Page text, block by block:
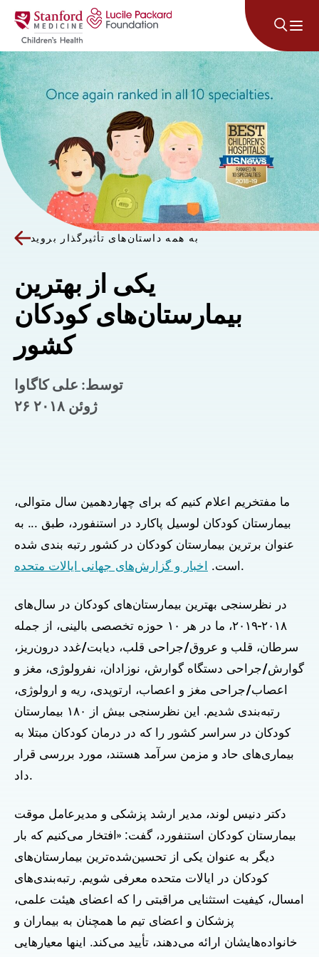
پرش به محتوا
به همه داستان‌های تأثیرگذار بروید
یکی از بهترین
بیمارستان‌های کودکان
کشور
توسط: علی کاگاوا
۲۶ ژوئن ۲۰۱۸
ما مفتخریم اعلام کنیم که برای چهاردهمین سال متوالی،
بیمارستان کودکان لوسیل پاکارد در استنفورد، طبق ... به
عنوان برترین بیمارستان کودکان در کشور رتبه بندی شده
است.
اخبار و گزارش‌های جهانی ایالات متحده .
در نظرسنجی بهترین بیمارستان‌های کودکان در سال‌های
۲۰۱۸-۲۰۱۹، ما در هر ۱۰ حوزه تخصصی بالینی، از جمله
سرطان، قلب و عروق/جراحی قلب، دیابت/غدد درون‌ریز،
گوارش/جراحی دستگاه گوارش، نوزادان، نفرولوژی، مغز و
اعصاب/جراحی مغز و اعصاب، ارتوپدی، ریه و ارولوژی،
رتبه‌بندی شدیم. این نظرسنجی بیش از ۱۸۰ بیمارستان
کودکان در سراسر کشور را که در درمان کودکان مبتلا به
بیماری‌های حاد و مزمن سرآمد هستند، مورد بررسی قرار
داد.
دکتر دنیس لوند، مدیر ارشد پزشکی و مدیرعامل موقت
بیمارستان کودکان استنفورد، گفت: «افتخار می‌کنیم که بار
دیگر به عنوان یکی از تحسین‌شده‌ترین بیمارستان‌های
کودکان در ایالات متحده معرفی شویم. رتبه‌بندی‌های
امسال، کیفیت استثنایی مراقبتی را که اعضای هیئت علمی،
پزشکان و اعضای تیم ما همچنان به بیماران و
خانواده‌هایشان ارائه می‌دهند، تأیید می‌کند. اینها معیارهایی